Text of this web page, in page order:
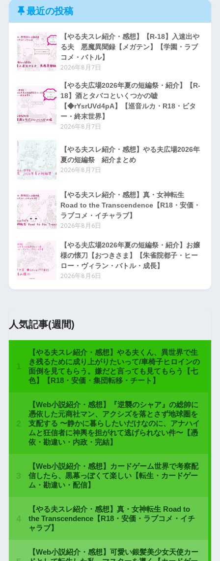
最近の投稿
【やる夫スレ紹介・感想】【R-18】入速出や
る夫 悪魔異聞録【メガテン】【学園・ラブ
コメ・バトル】
2026年8月7日
【やる夫広場2026年夏の短編祭・紹介】【R-
18】酒とタバコといくつかの嘘
【◆rYsrUVd4pA】【巡音ルカ・R18・ビタ
ー・終末世界】
2026年8月7日
【やる夫スレ紹介・感想】やる夫広場2026年
夏の短編祭 紹介まとめ
2026年8月7日
【やる夫スレ紹介・感想】真・女神転生
Road to the Transcendence【R18・安価・
ラブコメ・イチャラブ】
2026年8月6日
【やる夫広場2026年夏の短編祭・紹介】お嬢
様の懐刀【おつきさま】【朱雀院都子・ヒー
ロー・ヴィラン・バトル・成長】
2026年8月6日
人気記事(週間)